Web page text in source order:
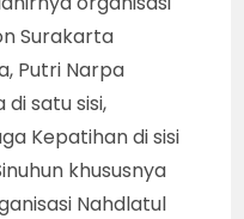
Surakarta
Putri Narpa
satu sisi,
Kepatihan di sisi
khususnya
Nahdlatul